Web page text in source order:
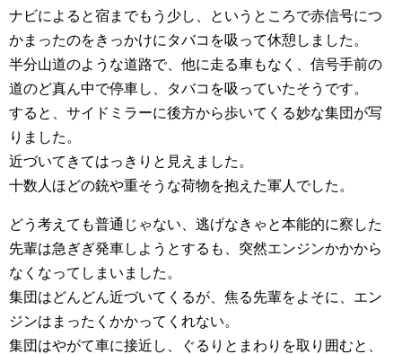
ナビによると宿までもう少し、というところで赤信号につ
かまったのをきっかけにタバコを吸って休憩しました。
半分山道のような道路で、他に走る車もなく、信号手前の
道のど真ん中で停車し、タバコを吸っていたそうです。
すると、サイドミラーに後方から歩いてくる妙な集団が写
りました。
近づいてきてはっきりと見えました。
十数人ほどの銃や重そうな荷物を抱えた軍人でした。
どう考えても普通じゃない、逃げなきゃと本能的に察した
先輩は急ぎぎ発車しようとするも、突然エンジンかかから
なくなってしまいました。
集団はどんどん近づいてくるが、焦る先輩をよそに、エン
ジンはまったくかかってくれない。
集団はやがて車に接近し、ぐるりとまわりを取り囲むと、